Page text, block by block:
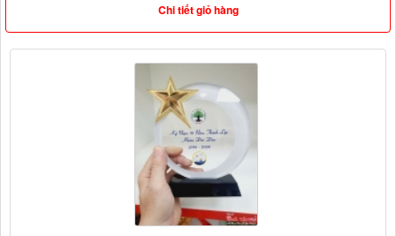
Chi tiết giỏ hàng